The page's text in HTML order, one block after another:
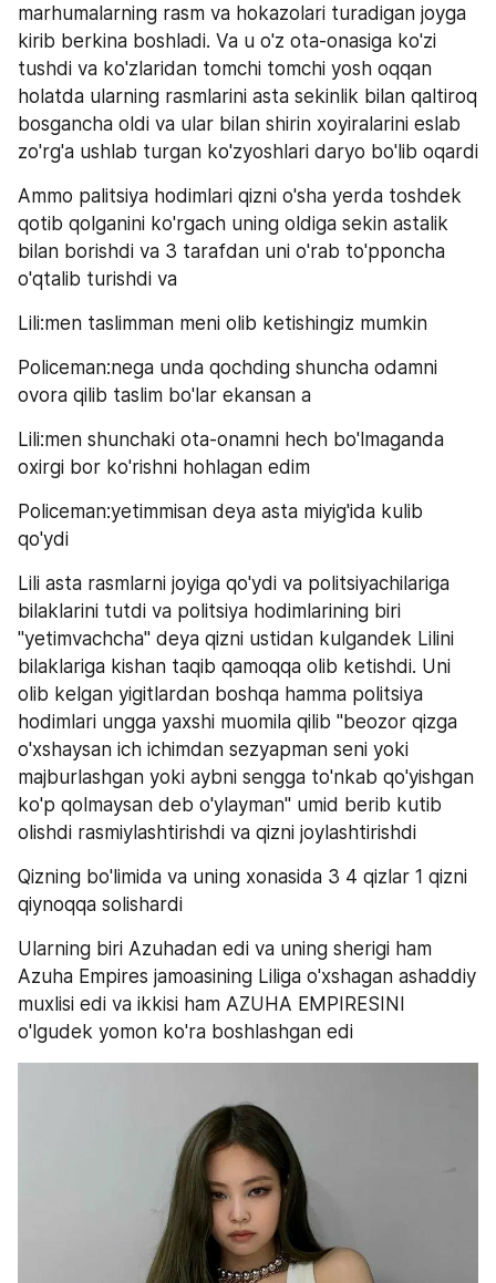
marhumalarning rasm va hokazolari turadigan joyga
kirib berkina boshladi. Va u o'z ota-onasiga ko'zi
tushdi va ko'zlaridan tomchi tomchi yosh oqqan
holatda ularning rasmlarini asta sekinlik bilan qaltiroq
bosgancha oldi va ular bilan shirin xoyiralarini eslab
zo'rg'a ushlab turgan ko'zyoshlari daryo bo'lib oqardi
Ammo palitsiya hodimlari qizni o'sha yerda toshdek
qotib qolganini ko'rgach uning oldiga sekin astalik
bilan borishdi va 3 tarafdan uni o'rab to'pponcha
o'qtalib turishdi va
Lili:men taslimman meni olib ketishingiz mumkin
Policeman:nega unda qochding shuncha odamni
ovora qilib taslim bo'lar ekansan a
Lili:men shunchaki ota-onamni hech bo'lmaganda
oxirgi bor ko'rishni hohlagan edim
Policeman:yetimmisan deya asta miyig'ida kulib
qo'ydi
Lili asta rasmlarni joyiga qo'ydi va politsiyachilariga
bilaklarini tutdi va politsiya hodimlarining biri
"yetimvachcha" deya qizni ustidan kulgandek Lilini
bilaklariga kishan taqib qamoqqa olib ketishdi. Uni
olib kelgan yigitlardan boshqa hamma politsiya
hodimlari ungga yaxshi muomila qilib "beozor qizga
o'xshaysan ich ichimdan sezyapman seni yoki
majburlashgan yoki aybni sengga to'nkab qo'yishgan
ko'p qolmaysan deb o'ylayman" umid berib kutib
olishdi rasmiylashtirishdi va qizni joylashtirishdi
Qizning bo'limida va uning xonasida 3 4 qizlar 1 qizni
qiynoqqa solishardi
Ularning biri Azuhadan edi va uning sherigi ham
Azuha Empires jamoasining Liliga o'xshagan ashaddiy
muxlisi edi va ikkisi ham AZUHA EMPIRESINI
o'lgudek yomon ko'ra boshlashgan edi